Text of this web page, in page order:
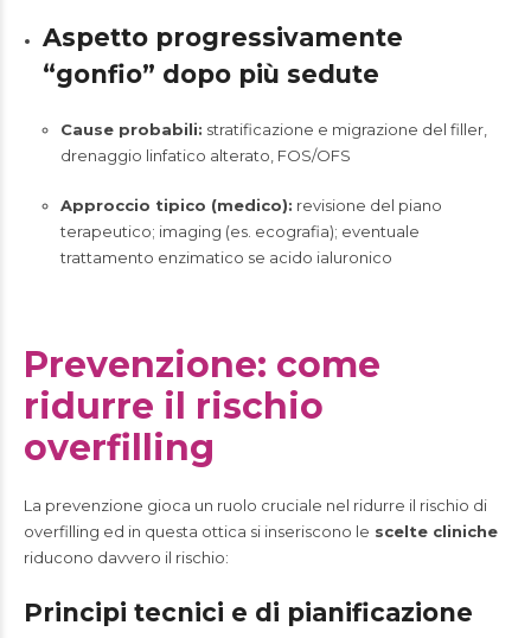
Aspetto progressivamente
“gonfio” dopo più sedute
Cause probabili: stratificazione e migrazione del filler,
drenaggio linfatico alterato, FOS/OFS
Approccio tipico (medico): revisione del piano
terapeutico; imaging (es. ecografia); eventuale
trattamento enzimatico se acido ialuronico
Prevenzione: come
ridurre il rischio
overfilling
La prevenzione gioca un ruolo cruciale nel ridurre il rischio di
overfilling ed in questa ottica si inseriscono le scelte cliniche
riducono davvero il rischio:
Principi tecnici e di pianificazione